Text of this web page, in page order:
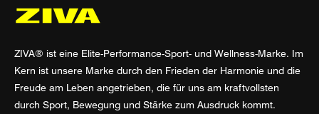
ZIVA® ist eine Elite-Performance-Sport- und Wellness-Marke. Im
Kern ist unsere Marke durch den Frieden der Harmonie und die
Freude am Leben angetrieben, die für uns am kraftvollsten
durch Sport, Bewegung und Stärke zum Ausdruck kommt.